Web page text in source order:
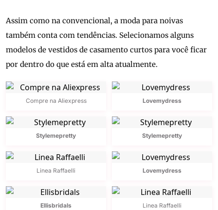
Assim como na convencional, a moda para noivas
também conta com tendências. Selecionamos alguns
modelos de vestidos de casamento curtos para você ficar
por dentro do que está em alta atualmente.
Compre na Aliexpress Lovemydress
Stylemepretty Stylemepretty
Linea Raffaelli Lovemydress
Ellisbridals Linea Raffaelli